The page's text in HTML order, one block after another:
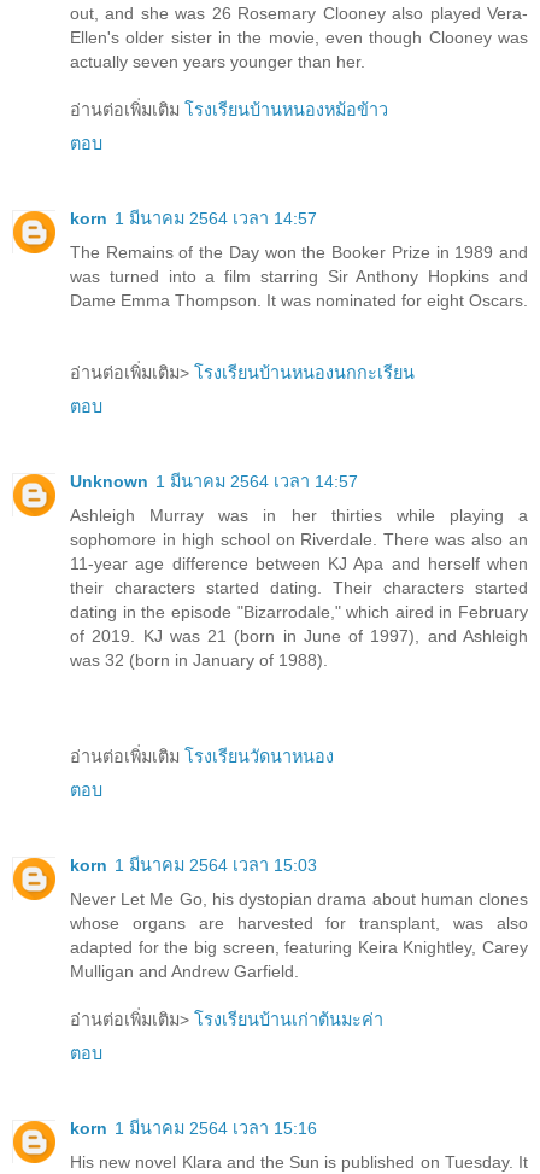
out, and she was 26 Rosemary Clooney also played Vera-
Ellen's older sister in the movie, even though Clooney was
actually seven years younger than her.
อ่านต่อเพิ่มเติม โรงเรียนบ้านหนองหม้อข้าว
ตอบ
korn 1 มีนาคม 2564 เวลา 14:57
The Remains of the Day won the Booker Prize in 1989 and
was turned into a film starring Sir Anthony Hopkins and
Dame Emma Thompson. It was nominated for eight Oscars.
อ่านต่อเพิ่มเติม> โรงเรียนบ้านหนองนกกะเรียน
ตอบ
Unknown 1 มีนาคม 2564 เวลา 14:57
Ashleigh Murray was in her thirties while playing a
sophomore in high school on Riverdale. There was also an
11-year age difference between KJ Apa and herself when
their characters started dating. Their characters started
dating in the episode "Bizarrodale," which aired in February
of 2019. KJ was 21 (born in June of 1997), and Ashleigh
was 32 (born in January of 1988).
อ่านต่อเพิ่มเติม โรงเรียนวัดนาหนอง
ตอบ
korn 1 มีนาคม 2564 เวลา 15:03
Never Let Me Go, his dystopian drama about human clones
whose organs are harvested for transplant, was also
adapted for the big screen, featuring Keira Knightley, Carey
Mulligan and Andrew Garfield.
อ่านต่อเพิ่มเติม> โรงเรียนบ้านเก่าต้นมะค่า
ตอบ
korn 1 มีนาคม 2564 เวลา 15:16
His new novel Klara and the Sun is published on Tuesday. It